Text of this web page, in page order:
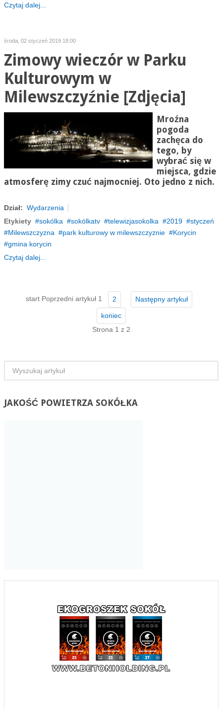
Czytaj dalej...
środa, 02 styczeń 2019 18:00
Zimowy wieczór w Parku
Kulturowym w
Milewszczyźnie [Zdjęcia]
Mroźna
pogoda
zachęca do
tego, by
wybrać się w
miejsca, gdzie
atmosferę zimy czuć najmocniej. Oto jedno z nich.
Dział: Wydarzenia
Etykiety
sokólka sokólkatv telewizjasokolka 2019
styczeń
Milewszczyzna
park kulturowy w milewszczyznie
Korycin
gmina korycin
Czytaj dalej...
start Poprzedni artykuł 1 2 Następny artykuł
koniec
Strona 1 z 2
JAKOŚĆPOWIETRZA SOKÓŁKA